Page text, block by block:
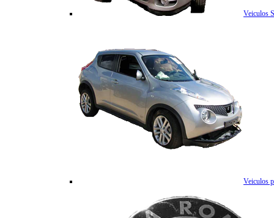
Veiculos
Veiculos